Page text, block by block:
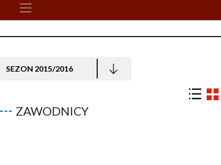
SEZON 2015/2016
ZAWODNICY